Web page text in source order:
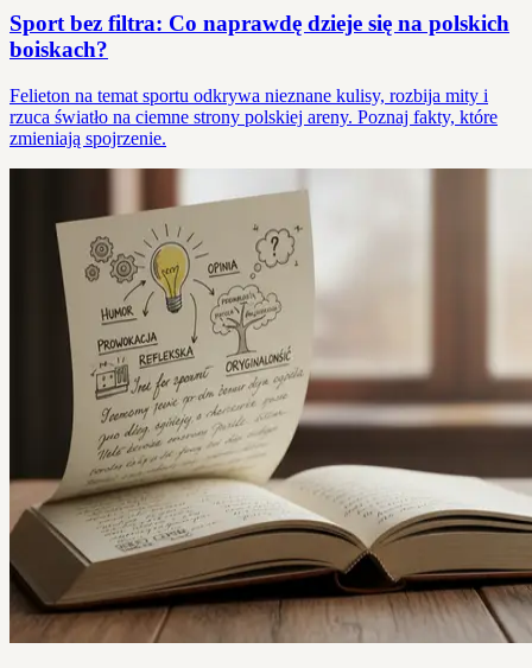
Sport bez filtra: Co naprawdę dzieje się na polskich
boiskach?
Felieton na temat sportu odkrywa nieznane kulisy, rozbija mity i
rzuca światło na ciemne strony polskiej areny. Poznaj fakty, które
zmieniają spojrzenie.